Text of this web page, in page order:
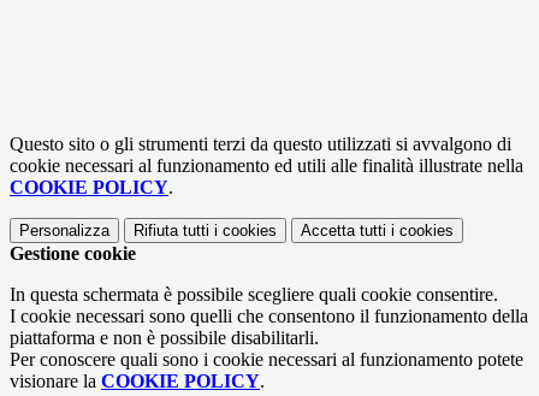
Questo sito o gli strumenti terzi da questo utilizzati si avvalgono di
cookie necessari al funzionamento ed utili alle finalità illustrate nella
COOKIE POLICY.
Personalizza Rifiuta tutti i cookies Accetta tutti i cookies
Gestione cookie
In questa schermata è possibile scegliere quali cookie consentire.
I cookie necessari sono quelli che consentono il funzionamento della
piattaforma e non è possibile disabilitarli.
Per conoscere quali sono i cookie necessari al funzionamento potete
visionare la COOKIE POLICY.